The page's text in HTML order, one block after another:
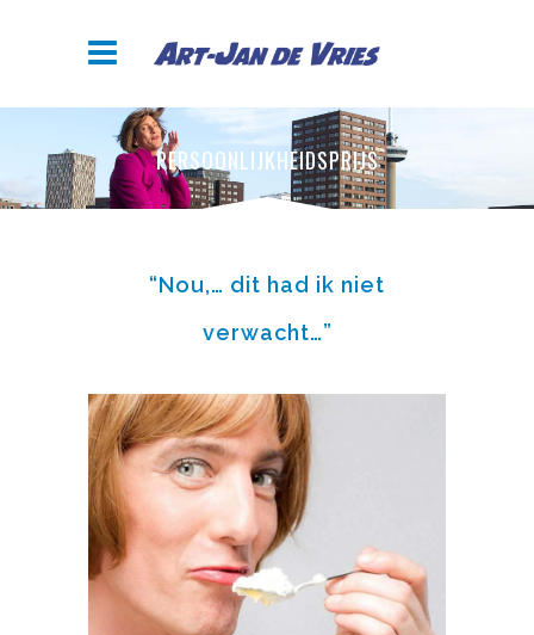
PERSOONLIJKHEIDSPRIJS
“Nou,… dit had ik niet
verwacht…”